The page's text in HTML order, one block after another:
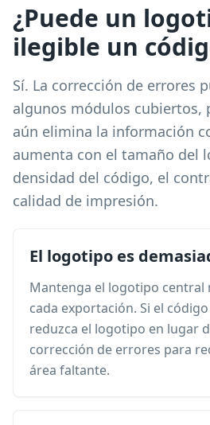
¿Puede un
ilegible un
Sí. La corrección de errores
algunos módulos cubiertos,
aún elimina la información
aumenta con el tamaño del
densidad del código, el
calidad de impresión.
El logotipo es
Mantenga el logotipo central
cada exportación. Si el
reduzca el logotipo en lugar
corrección de errores para
área faltante.